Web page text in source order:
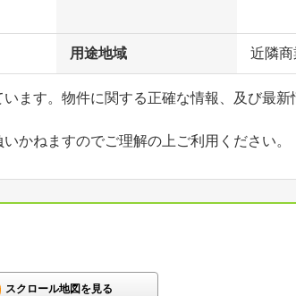
用途地域 近隣
います。物件に関する正確な情報、及び最
かねますのでご理解の上ご利用ください。
スクロール地図を見る